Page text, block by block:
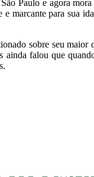
Paulo e agora
marcante para sua
sobre seu maior
ainda falou que